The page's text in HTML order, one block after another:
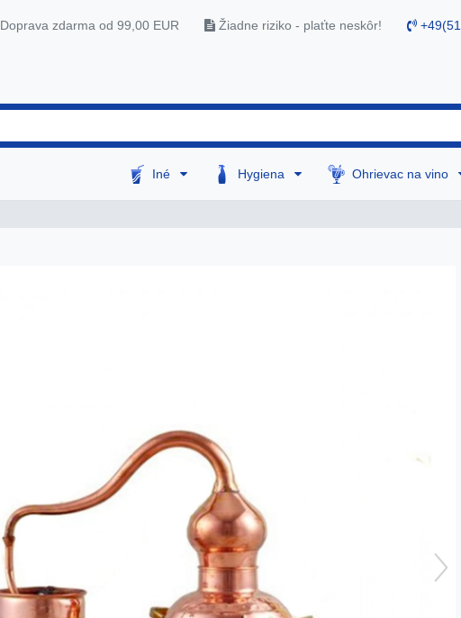
Doprava zdarma od 99,00 EUR Žiadne riziko - plaťte neskôr!
Iné Hygiena Ohrievac na vino